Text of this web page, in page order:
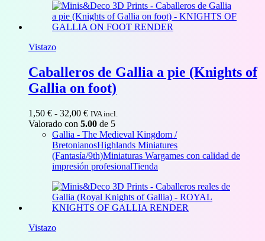
era:
439,90 €.
es:
349,90 €.
Vistazo
Caballeros de Gallia a pie (Knights of
Gallia on foot)
1,50 € - 32,00 €Rango
de
precios:
desde
1,50 €
hasta
IVA incl.
Valorado con 5.00 de 5
Gallia - The Medieval Kingdom /
BretonianosHighlands Miniatures
(Fantasía/9th)Miniaturas Wargames con calidad de
impresión profesionalTienda
Vistazo